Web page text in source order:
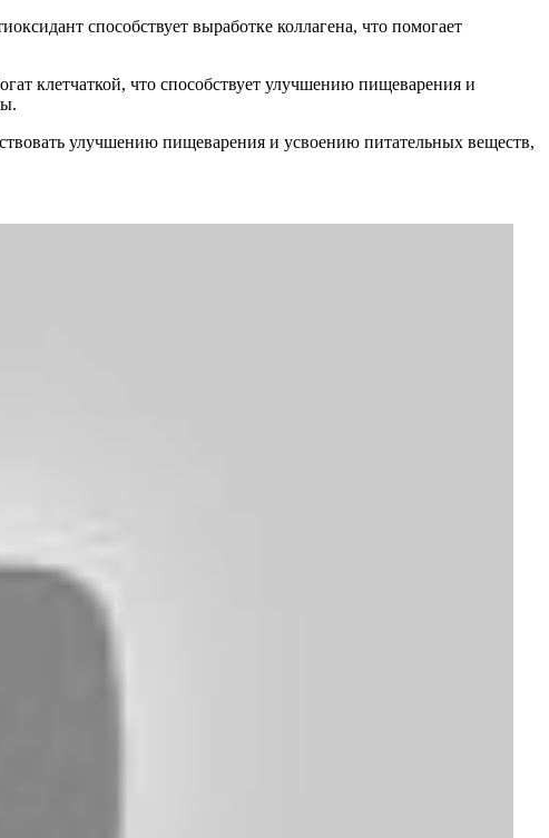
способствует выработке коллагена, что помогает
клетчаткой, что способствует улучшению пищеварения и
улучшению пищеварения и усвоению питательных веществ,